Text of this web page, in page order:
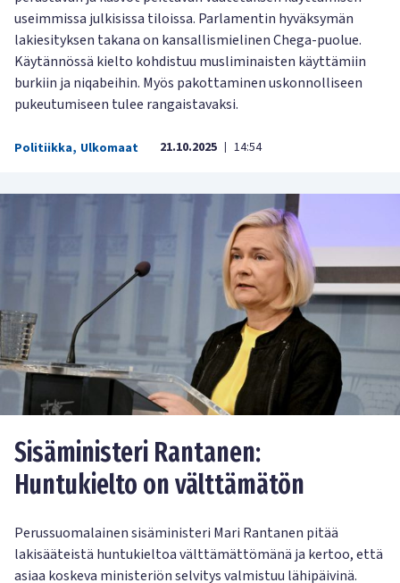
useimmissa julkisissa tiloissa. Parlamentin hyväksymän
lakiesityksen takana on kansallismielinen Chega-puolue.
Käytännössä kielto kohdistuu musliminaisten käyttämiin
burkiin ja niqabeihin. Myös pakottaminen uskonnolliseen
pukeutumiseen tulee rangaistavaksi.
Politiikka, Ulkomaat 21.10.2025 | 14:54
Sisäministeri Rantanen:
Huntukielto on välttämätön
Perussuomalainen sisäministeri Mari Rantanen pitää
lakisääteistä huntukieltoa välttämättömänä ja kertoo, että
asiaa koskeva ministeriön selvitys valmistuu lähipäivinä.